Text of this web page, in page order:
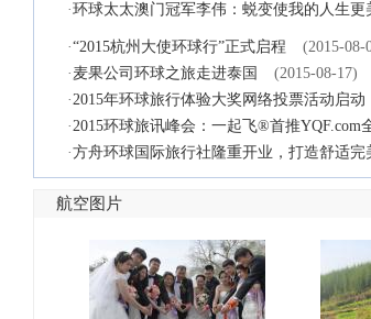
·环球太太澳门冠军李伟：蜕变使我的人生更
·“2015杭州大使环球行”正式启程
(2015-08-
· 麦果公司环球之旅走进泰国
(2015-08-17)
·2015年环球旅行体验大奖网络投票活动启动
·2015环球旅讯峰会：一起飞®首推YQF.com
·方舟环球国际旅行社隆重开业，打造舒适完
航空图片